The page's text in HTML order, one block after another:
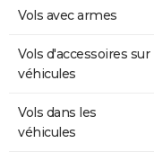
Vols avec armes
Vols d'accessoires sur
véhicules
Vols dans les
véhicules